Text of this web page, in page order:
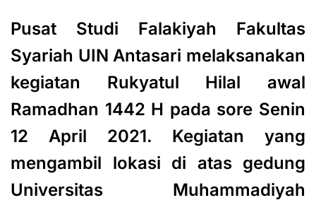
Pusat Studi Falakiyah Fakultas
Syariah UIN Antasari melaksanakan
kegiatan Rukyatul Hilal awal
Ramadhan 1442 H pada sore Senin
12 April 2021. Kegiatan yang
mengambil lokasi di atas gedung
Universitas Muhammadiyah